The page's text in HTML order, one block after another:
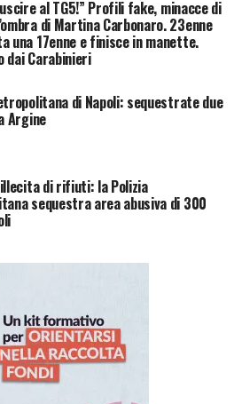
al TG5!” Profili fake, minacce di
di Martina Carbonaro. 23enne
una 17enne e finisce in manette.
Carabinieri
di Napoli: sequestrate due
Argine
di rifiuti: la Polizia
sequestra area abusiva di 300